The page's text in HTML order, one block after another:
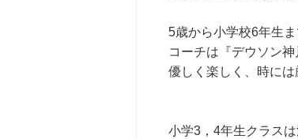
5歳から小学校6年生
コーチは『デウソン神
優しく楽しく、時には
小学3，4年生クラス